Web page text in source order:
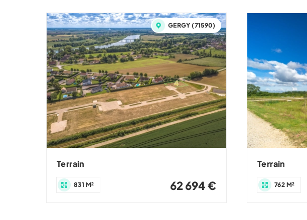
GERGY (71590)
Terrain
831 M² 62 694 €
Terrain
762 M²